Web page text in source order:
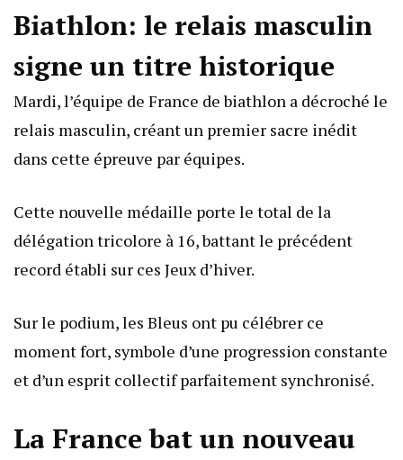
Biathlon: le relais masculin
signe un titre historique
Mardi, l’équipe de France de biathlon a décroché le
relais masculin, créant un premier sacre inédit
dans cette épreuve par équipes.
Cette nouvelle médaille porte le total de la
délégation tricolore à 16, battant le précédent
record établi sur ces Jeux d’hiver.
Sur le podium, les Bleus ont pu célébrer ce
moment fort, symbole d’une progression constante
et d’un esprit collectif parfaitement synchronisé.
La France bat un nouveau